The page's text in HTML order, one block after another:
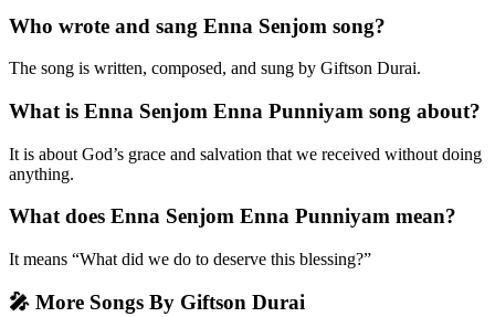
Who wrote and sang Enna Senjom song?
The song is written, composed, and sung by Giftson Durai.
What is Enna Senjom Enna Punniyam song about?
It is about God’s grace and salvation that we received without doing
anything.
What does Enna Senjom Enna Punniyam mean?
It means “What did we do to deserve this blessing?”
🎤 More Songs By Giftson Durai